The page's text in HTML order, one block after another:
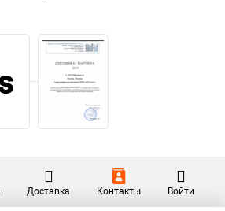
Доставка Контакты Войти